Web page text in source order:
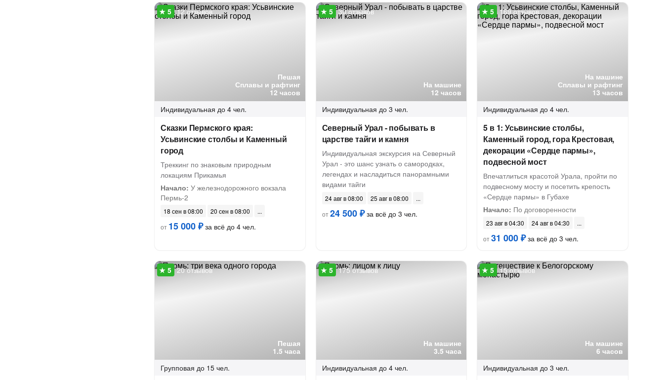
Пешая
Сплавы и рафтинг
12 часов
12 отзывов
Индивидуальная до 4 чел.
Сказки Пермского края:
Усьвинские столбы и Каменный
город
Треккинг по знаковым природным
локациям Прикамья
Начало: У железнодорожного вокзала
Пермь-2
18 сен в 08:00
20 сен в 08:00
от 15 000 ₽за всё до 4 чел.
На машине
12 часов
30 отзывов
Индивидуальная до 3 чел.
Северный Урал - побывать в
царстве тайги и камня
Индивидуальная экскурсия на Северный
Урал - это шанс узнать о самородках,
легендах и насладиться панорамными
видами тайги
24 авг в 08:00
25 авг в 08:00
от24 500 ₽за всё до 3 чел.
На машине
Сплавы и рафтинг
13 часов
169 отзывов
Индивидуальная до 4 чел.
5 в 1: Усьвинские столбы,
Каменный город, гора Крестовая,
декорации «Сердце пармы»,
подвесной мост
Впечатлиться красотой Урала, пройти по
подвесному мосту и посетить крепость
«Сердце пармы» в Губахе
Начало: По договоренности
23 авг в 04:30
24 авг в 04:30
от31 000 ₽за всё до 3 чел.
Пешая
1.5 часа
20 отзывов
Групповая до 15 чел.
На машине
3.5 часа
175 отзывов
Индивидуальная до 4 чел.
На машине
6 часов
15 отзывов
Индивидуальная до 3 чел.